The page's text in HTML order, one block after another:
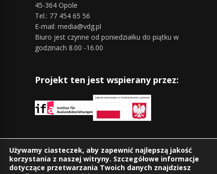
45-364 Opole
Tel.: 77 454 65 56
E-mail: media@vdg.pl
Biuro jest czynne od poniedziałku do piątku w
godzinach 8.00 -16.00
Projekt ten jest wspierany przez:
Znajdziesz nas również na:
Używamy ciasteczek, aby zapewnić najlepszą jakość
korzystania z naszej witryny. Szczegółowe informacje
dotyczące przetwarzania Twoich danych znajdziesz